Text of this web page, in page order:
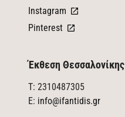
Instagram
Pinterest
Έκθεση Θεσσαλονίκης
T: 2310487305
E: info@ifantidis.gr